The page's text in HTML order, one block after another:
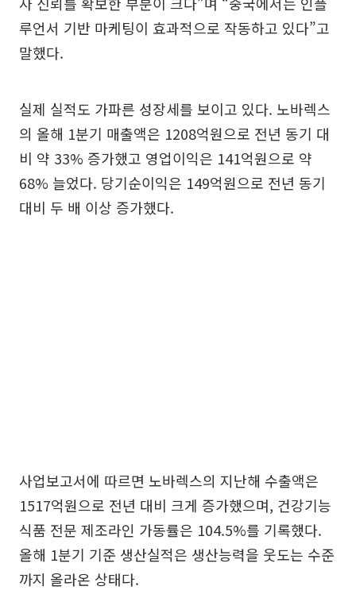
루언서 기반 마케팅이 효과적으로 작동하고 있다”고
말했다.
실제 실적도 가파른 성장세를 보이고 있다. 노바렉스
의 올해 1분기 매출액은 1208억원으로 전년 동기 대
비 약 33% 증가했고 영업이익은 141억원으로 약
68% 늘었다. 당기순이익은 149억원으로 전년 동기
대비 두 배 이상 증가했다.
사업보고서에 따르면 노바렉스의 지난해 수출액은
1517억원으로 전년 대비 크게 증가했으며, 건강기능
식품 전문 제조라인 가동률은 104.5%를 기록했다.
올해 1분기 기준 생산실적은 생산능력을 웃도는 수준
까지 올라온 상태다.